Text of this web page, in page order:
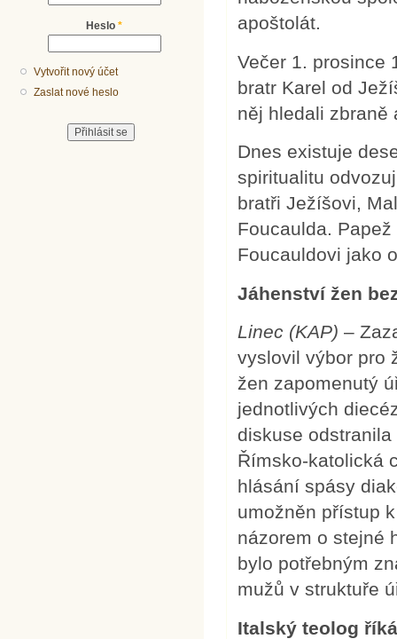
Heslo *
Vytvořit nový účet
Zaslat nové heslo
apoštolát.
Večer 1. prosince
bratr Karel od
něj hledali zbraně
Dnes existuje
spiritualitu
bratři Ježíšovi,
Foucaulda.
Foucauldovi jako
Jáhenství žen
Linec (KAP) –
vyslovil výbor pro
žen zapomenutý
jednotlivých
diskuse
Římsko-katolická
hlásání spásy
umožněn přístup
názorem o stejné
bylo potřebným
mužů v struktuře
Italský teolog